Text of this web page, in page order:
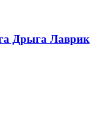
Дрыга Лаврик